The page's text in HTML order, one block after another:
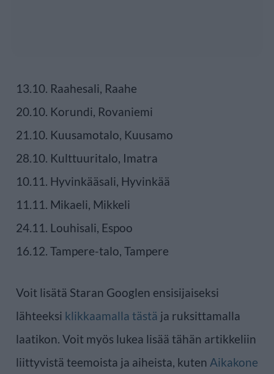
13.10. Raahesali, Raahe
20.10. Korundi, Rovaniemi
21.10. Kuusamotalo, Kuusamo
28.10. Kulttuuritalo, Imatra
10.11. Hyvinkääsali, Hyvinkää
11.11. Mikaeli, Mikkeli
24.11. Louhisali, Espoo
16.12. Tampere-talo, Tampere
Voit lisätä Staran Googlen ensisijaiseksi
lähteeksi klikkaamalla tästä ja ruksittamalla
laatikon. Voit myös lukea lisää tähän artikkeliin
liittyvistä teemoista ja aiheista, kuten Aikakone